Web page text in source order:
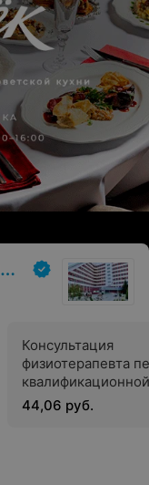
Консультация
физиотерапевта
44,06 руб.